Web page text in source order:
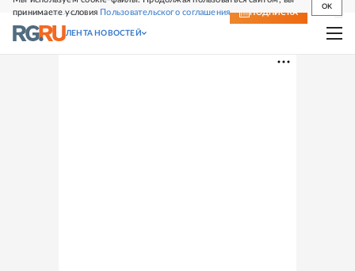
принимаете условия Пользовательского соглашения
OK
СВЕЖИЙ НОМЕР ПОДПИСКА
ЛЕНТА НОВОСТЕЙ